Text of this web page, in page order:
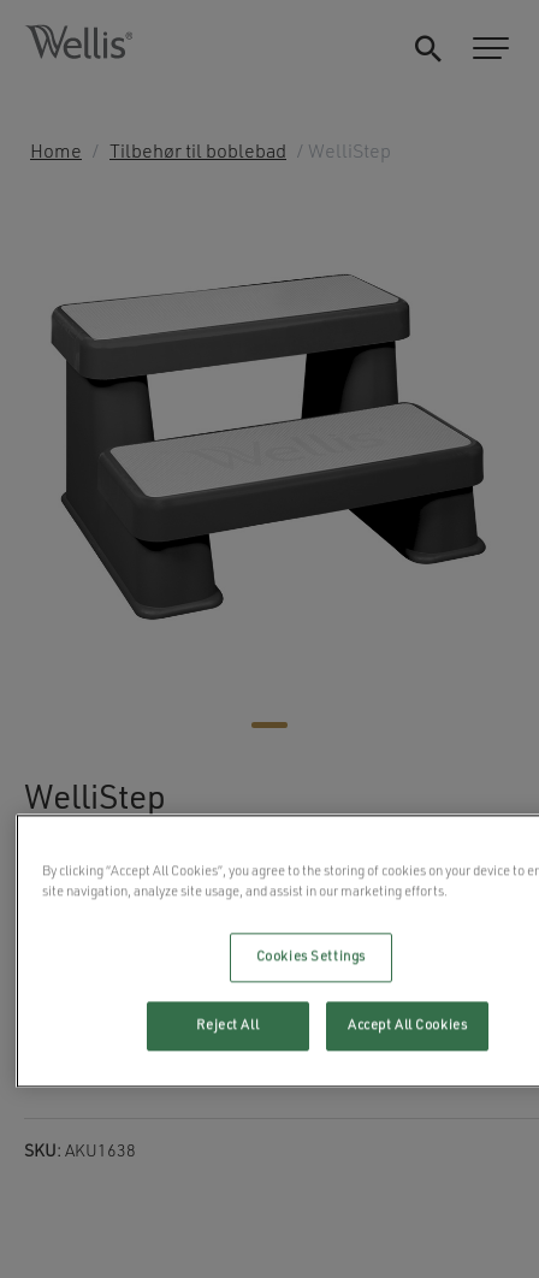
Home / Tilbehør til boblebad / WelliStep
WelliStep
Vedlikeholdsfri inngang til bassenget
Sklisikker gummi med slitebane
Størrelse: 70,7×62,1×42,5 cm
SKU: AKU1638
By clicking “Accept All Cookies”, you agree to the storing of cookies on your device to
site navigation, analyze site usage, and assist in our marketing efforts.
Cookies Settings
Reject All Accept All Cookies